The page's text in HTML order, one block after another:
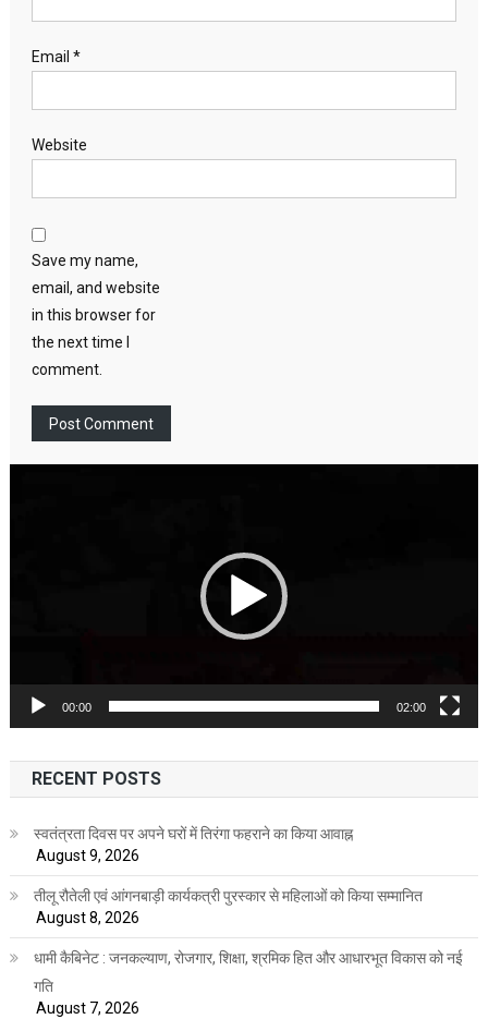
Email *
Website
Save my name,
email, and website
in this browser for
the next time I
comment.
00:00 02:00
RECENT POSTS
स्वतंत्रता दिवस पर अपने घरों में तिरंगा फहराने का किया आवाह्न
August 9, 2026
तीलू रौतेली एवं आंगनबाड़ी कार्यकत्री पुरस्कार से महिलाओं को किया सम्मानित
August 8, 2026
धामी कैबिनेट : जनकल्याण, रोजगार, शिक्षा, श्रमिक हित और आधारभूत विकास को नई
गति
August 7, 2026